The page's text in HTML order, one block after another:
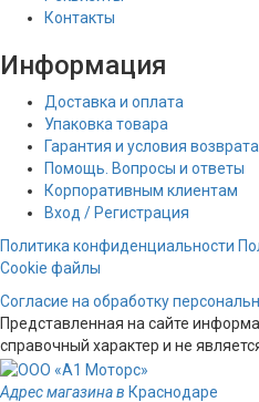
Контакты
Информация
Доставка и оплата
Упаковка товара
Гарантия и условия возврата
Помощь. Вопросы и ответы
Корпоративным клиентам
Вход / Регистрация
Политика конфиденциальности
Cookie файлы
Согласие на обработку
Представленная на сайте
справочный характер и не
Адрес магазина в Краснодаре